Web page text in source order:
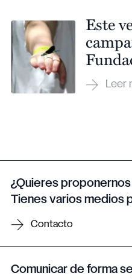
Este
¿Quieres
Tienes varios medios
Contacto
Comunicar de forma